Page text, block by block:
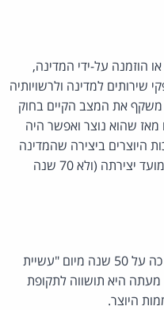
הוזמנה על-ידי המדינה,
שירותים למדינה ולרשויותיה
משקף את המצב הקיים בחוק
בכל זאת חלפו 96 שנים מאז שהוא נוצר ואפשר היה
היוצרים ביצירה שהמדינה
היא בעליה היא מקוצרת – 50 שנה ממועד יצירתה (ולא 70 שנה
תקופת ההגנה על צילומים עמדה עד כה על 50 שנה מיום "עשיית
מעתה היא תושווה לתקופת